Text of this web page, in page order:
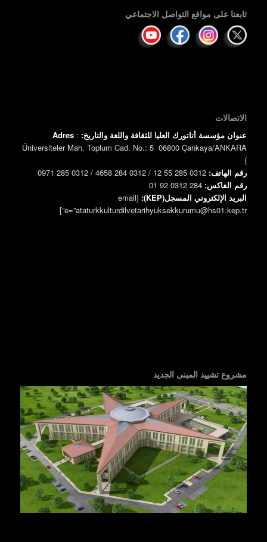
تابعنا على مواقع التواصل الاجتماعي
الاتصالات
عنوان مؤسسة أتاتورك العليا للثقافة واللغة والتاريخ:
Adres :
Üniversiteler Mah. Toplum Cad. No.: 5 06800 Çankaya/ANKARA
)
رقم الهاتف:
رقم الفاكس:
البريد الإلكتروني المسجل(KEP):
[email
e=”ataturkkulturdilvetarihyuksekkurumu@hs01.kep.tr”]
مشروع تشييد المبنى الجديد